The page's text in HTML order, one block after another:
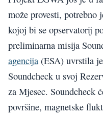
može provesti, potrebno
kojoj bi se opservatorij
preliminarna misija
agencija (ESA) uvrstila
Soundcheck u svoj
za Mjesec. Soundcheck
površine, magnetske